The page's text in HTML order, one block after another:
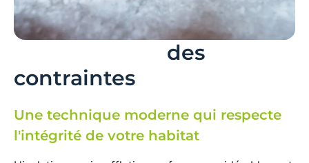
des
contraintes
Une technique moderne qui respecte
l'intégrité de votre habitat